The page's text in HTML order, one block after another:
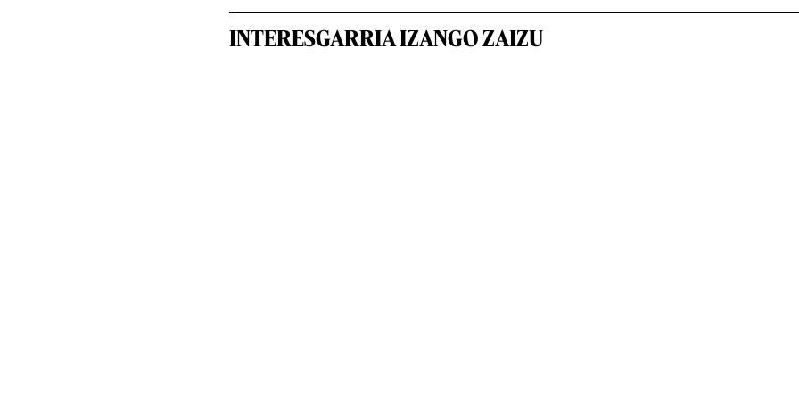
INTERESGARRIA IZANGO ZAIZU